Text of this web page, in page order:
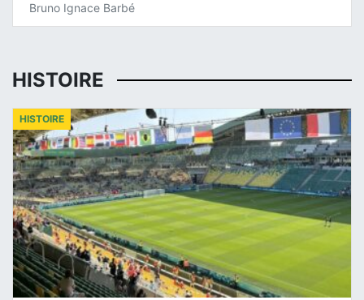
Bruno Ignace Barbé
HISTOIRE
HISTOIRE